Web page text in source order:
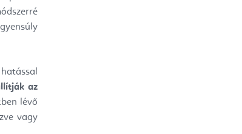
hatással
az
lévő
vagy